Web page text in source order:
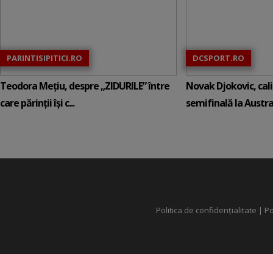
PARINTISIPITICI.RO
Teodora Mețiu, despre „ZIDURILE” între
care părinții își c...
DCSPORT.RO
Novak Djokovic,
semifinală la
Politica de confidențialitate |